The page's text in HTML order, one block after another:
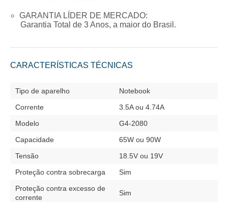
GARANTIA LÍDER DE MERCADO:
Garantia Total de 3 Anos, a maior do Brasil.
CARACTERÍSTICAS TÉCNICAS
Tipo de aparelho
Notebook
Corrente
3.5A ou 4.74A
Modelo
G4-2080
Capacidade
65W ou 90W
Tensão
18.5V ou 19V
Proteção contra sobrecarga
Sim
Proteção contra excesso de
corrente
Sim